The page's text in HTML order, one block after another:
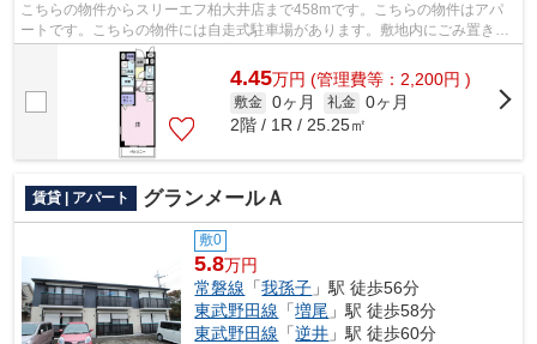
こちらの物件からスリーエフ柏大井店まで458mです。こちらの物件はアパ
ートです。こちらの物件には自走式駐車場があります。敷地内にごみ置き場
のあるアパートです。物件数豊富なアパ...
4.45万円 (管理費等：2,200円 )
敷金 0ヶ月 礼金 0ヶ月
2階 / 1R / 25.25㎡
賃貸 | アパート グランメールＡ
敷0
5.8万円
常磐線 「我孫子 」駅 徒歩56分
東武野田線 「増尾 」駅 徒歩58分
東武野田線 「逆井 」駅 徒歩60分